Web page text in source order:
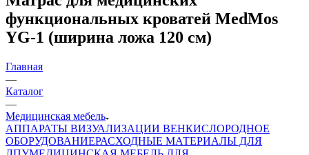
функциональных кроватей MedMos
YG-1 (ширина ложа 120 см)
Главная
—
Каталог
—
Медицинская мебель
АППАРАТЫ ВИЗУАЛИЗАЦИИ ВЕНКИСЛОРОДНОЕ
ОБОРУДОВАНИЕРАСХОДНЫЕ МАТЕРИАЛЫ ДЛЯ